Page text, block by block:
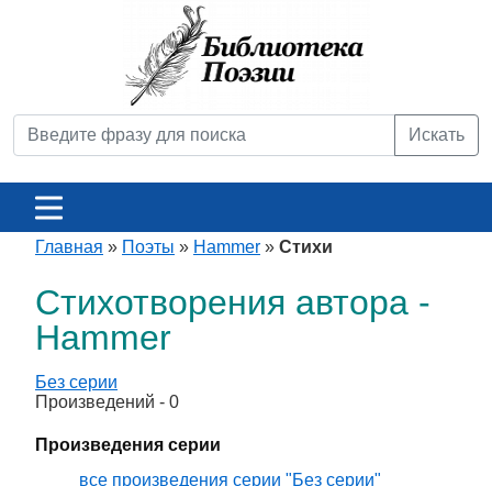
Искать
Главная » Поэты » Hammer » Стихи
Стихотворения автора -
Hammer
Без серии
Произведений - 0
Произведения серии
все произведения серии "Без серии"